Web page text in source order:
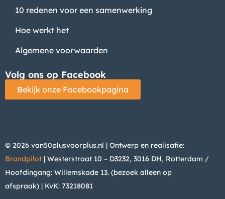
10 redenen voor een samenwerking
Hoe werkt het
Algemene voorwaarden
Volg ons op Facebook
Bekijk onze Facebookpagina
© 2026 van50plusvoorplus.nl | Ontwerp en realisatie:
Brandpilot | Westerstraat 10 – D3232, 3016 DH, Rotterdam /
Hoofdingang: Willemskade 13. (bezoek alleen op
afspraak) | KvK: 73218081